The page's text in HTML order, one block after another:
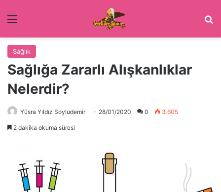
Menü
Sağlık
Sağlığa Zararlı Alışkanlıklar
Nelerdir?
Yüsra Yıldız Soyludemir 28/01/2020 0 3.605
2 dakika okuma süresi